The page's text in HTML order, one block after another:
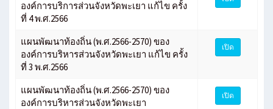
องค์การบริการส่วนจังหวัดพะเยา แก้ไข ครั้ง
ที่ 4 พ.ศ.2566
แผนพัฒนาท้องถิ่น (พ.ศ.2566-2570) ของ
องค์การบริหารส่วนจังหวัดพะเยา แก้ไข ครั้ง
ที่ 3 พ.ศ.2566
เปิด
แผนพัฒนาท้องถิ่น (พ.ศ.2566-2570) ของ
องค์การบริหารส่วนจังหวัดพะเยา
เปิด